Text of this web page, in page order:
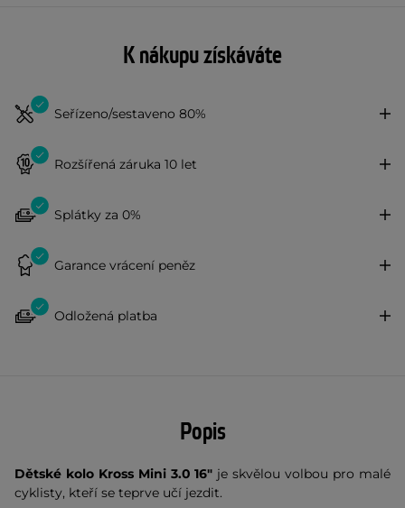
K nákupu získáváte
Seřízeno/sestaveno 80%
Rozšířená záruka 10 let
Splátky za 0%
Garance vrácení peněz
Odložená platba
Popis
Dětské kolo Kross Mini 3.0 16" je skvělou volbou pro malé
cyklisty, kteří se teprve učí jezdit.